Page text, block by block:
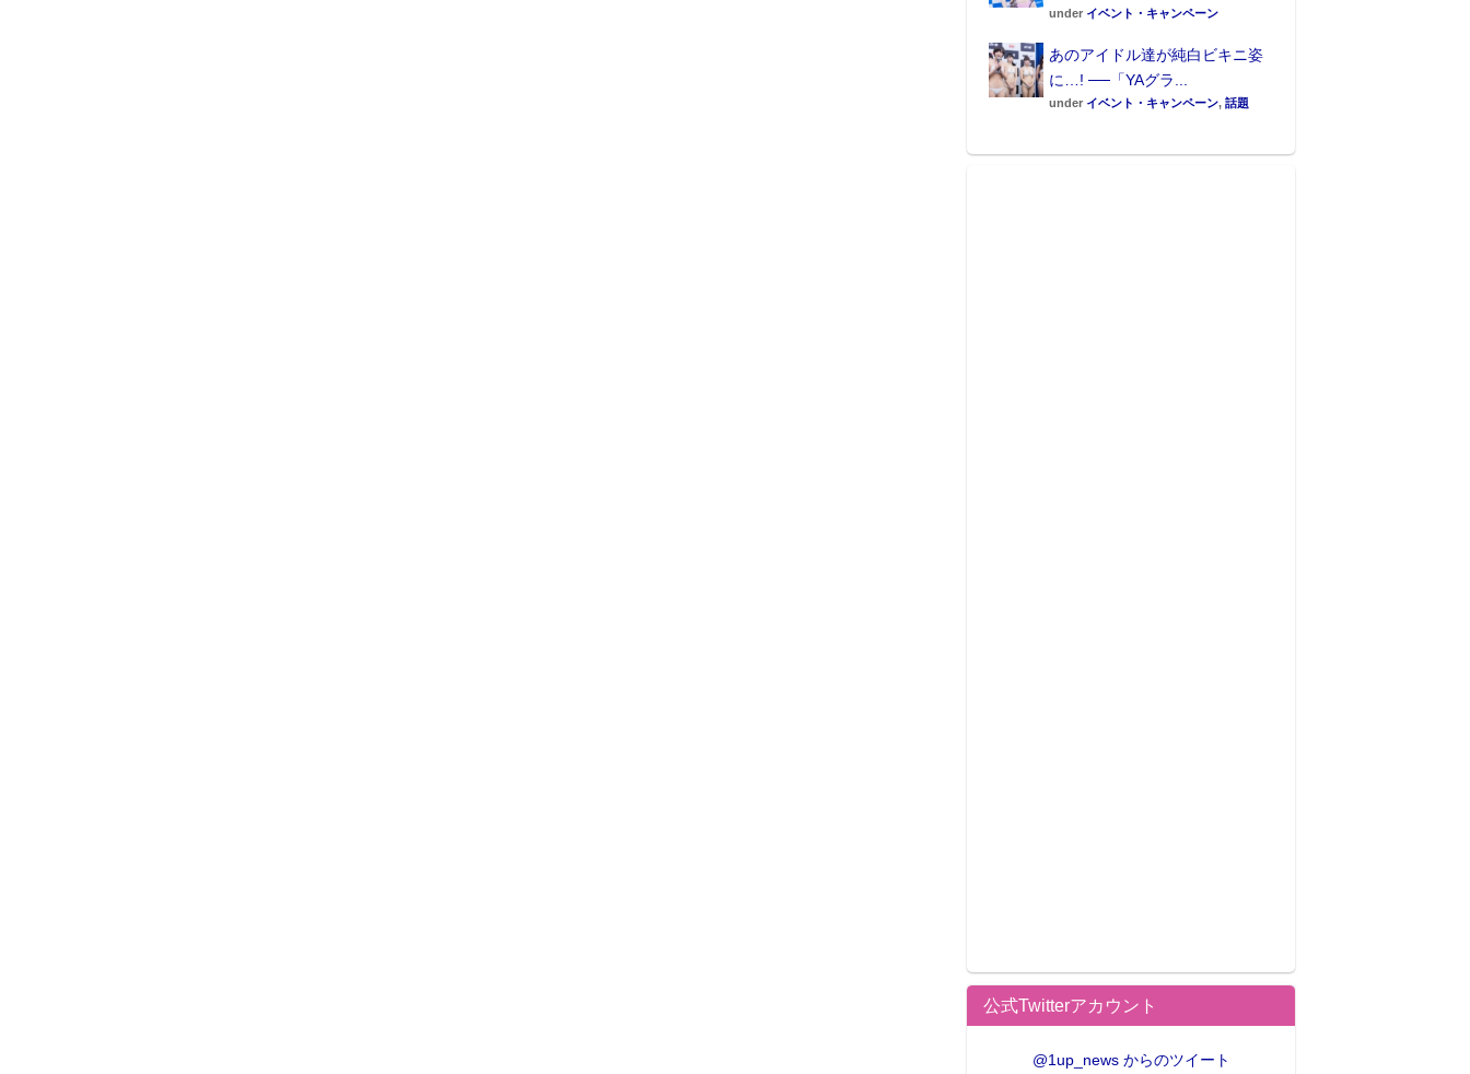
under イベント・キャンペーン
あのアイドル達が純白ビキニ姿
に…! ──「YAグラ...
under イベント・キャンペーン, 話題
公式Twitterアカウント
@1up_news からのツイート